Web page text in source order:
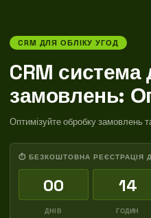
CRM ДЛЯ ОБЛІКУ УГОД
CRM
замовлень:
Оптимізуйте обробку замовлень
⏱ БЕЗКОШТОВНА РЕЄСТРАЦІЯ
00
ДНІВ
14
ГОДИН